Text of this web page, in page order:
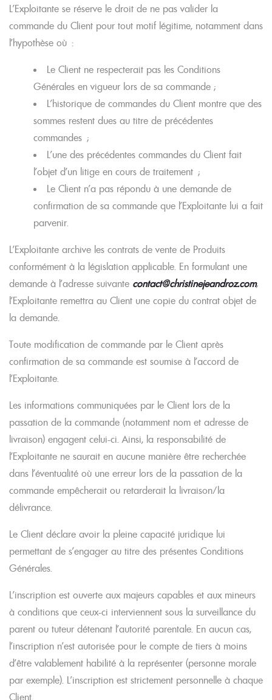
L’Exploitante se réserve le droit de ne pas valider la
commande du Client pour tout motif légitime, notamment dans
l’hypothèse où :
Le Client ne respecterait pas les Conditions
Générales en vigueur lors de sa commande ;
L’historique de commandes du Client montre que des
sommes restent dues au titre de précédentes
commandes ;
L’une des précédentes commandes du Client fait
l’objet d’un litige en cours de traitement ;
Le Client n’a pas répondu à une demande de
confirmation de sa commande que l’Exploitante lui a fait
parvenir.
L’Exploitante archive les contrats de vente de Produits
conformément à la législation applicable. En formulant une
demande à l’adresse suivante contact@christinejeandroz.com,
l’Exploitante remettra au Client une copie du contrat objet de
la demande.
Toute modification de commande par le Client après
confirmation de sa commande est soumise à l’accord de
l’Exploitante.
Les informations communiquées par le Client lors de la
passation de la commande (notamment nom et adresse de
livraison) engagent celui-ci. Ainsi, la responsabilité de
l’Exploitante ne saurait en aucune manière être recherchée
dans l’éventualité où une erreur lors de la passation de la
commande empêcherait ou retarderait la livraison/la
délivrance.
Le Client déclare avoir la pleine capacité juridique lui
permettant de s’engager au titre des présentes Conditions
Générales.
L’inscription est ouverte aux majeurs capables et aux mineurs
à conditions que ceux-ci interviennent sous la surveillance du
parent ou tuteur détenant l’autorité parentale. En aucun cas,
l’inscription n’est autorisée pour le compte de tiers à moins
d’être valablement habilité à la représenter (personne morale
par exemple). L’inscription est strictement personnelle à chaque
Client.